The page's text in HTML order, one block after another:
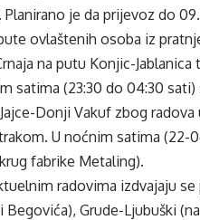
je da prijevoz do
ovlaštenih osoba iz
na putu Konjic-
satima (23:30 do 04:30 sati)
Donji Vakuf zbog
U noćnim satima (22-
fabrike Metaling).
radovima izdvajaju
Grude-Ljubuški